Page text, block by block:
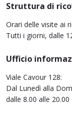
Struttura di
Orari delle visite ai
Tutti i giorni, dalle
Ufficio
Viale Cavour 128:
Dal Lunedì alla
dalle 8.00 alle 20.00